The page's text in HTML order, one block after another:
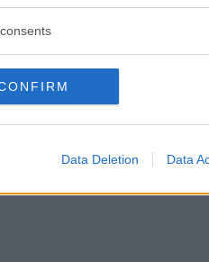
Data Deletion Data
2024-04-08